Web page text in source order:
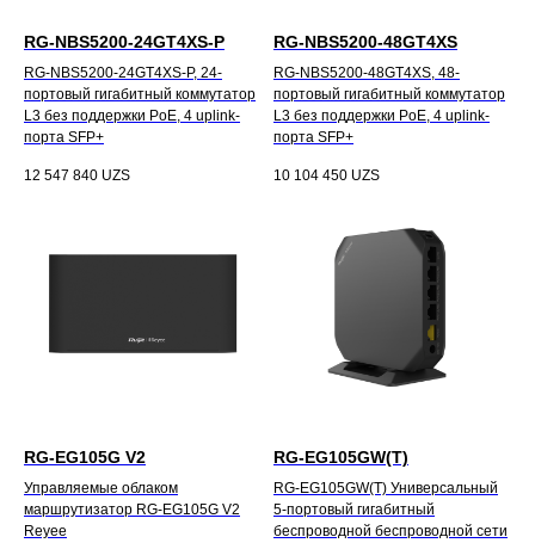
RG-NBS5200-24GT4XS-P
RG-NBS5200-24GT4XS-P, 24-
портовый гигабитный коммутатор
L3 без поддержки PoE, 4 uplink-
порта SFP+
12 547 840 UZS
RG-NBS5200-48GT4XS
RG-NBS5200-48GT4XS, 48-
портовый гигабитный коммутатор
L3 без поддержки PoE, 4 uplink-
порта SFP+
10 104 450 UZS
RG-EG105G V2
Управляемые облаком
маршрутизатор RG-EG105G V2
Reyee
RG-EG105GW(T)
RG-EG105GW(T) Универсальный
5-портовый гигабитный
беспроводной беспроводной сети